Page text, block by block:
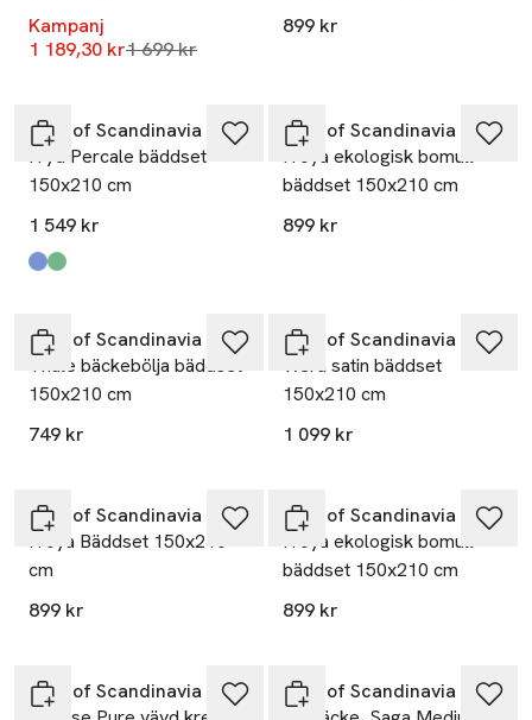
Kampanj
1 189,30 krLägsta pris 30 dagar
1 699 kr
Bäddset 150x210 cm
899 kr
Høie of Scandinavia
Fryd Percale bäddset
150x210 cm
1 549 kr
Produkten finns i färgerna:
Ljusblå
Kaki,
Høie of Scandinavia
Fröya ekologisk bomull
bäddset 150x210 cm
899 kr
Høie of Scandinavia
Thale bäckebölja bäddset
150x210 cm
749 kr
Høie of Scandinavia
Wera satin bäddset
150x210 cm
1 099 kr
Høie of Scandinavia
Fröya Bäddset 150x210
cm
899 kr
Høie of Scandinavia
Fröya ekologisk bomull
bäddset 150x210 cm
899 kr
Høie of Scandinavia
Høie of Scandinavia